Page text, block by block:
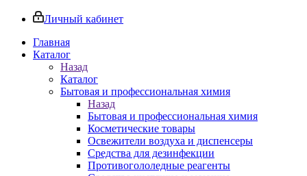
Личный кабинет
Главная
Каталог
Назад
Каталог
Бытовая и профессиональная химия
Назад
Бытовая и профессиональная химия
Косметические товары
Освежители воздуха и диспенсеры
Средства для дезинфекции
Противогололедные реагенты